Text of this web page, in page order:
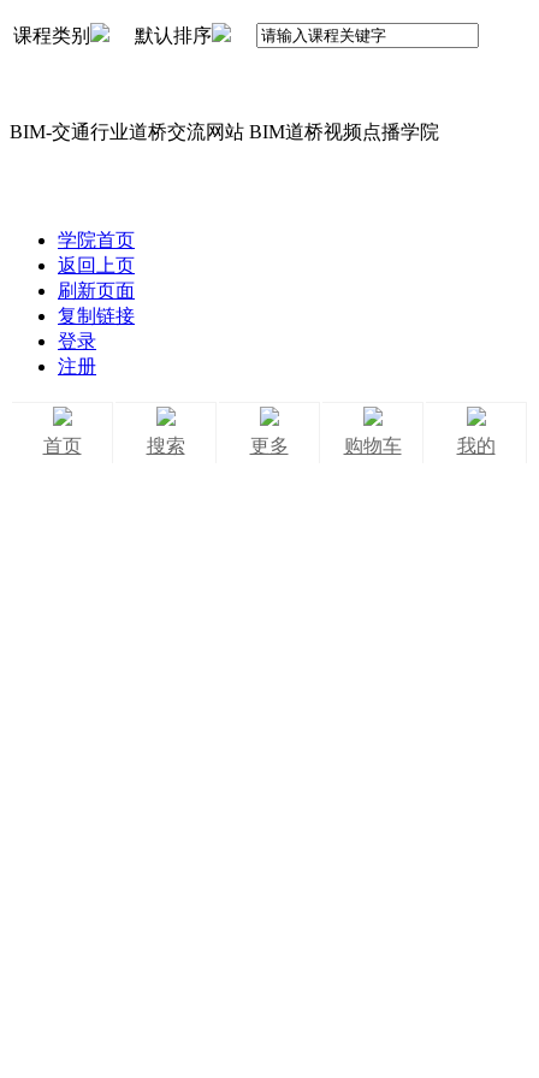
课程类别 默认排序
BIM-交通行业道桥交流网站 BIM道桥视频点播学院
学院首页
返回上页
刷新页面
复制链接
登录
注册
首页 搜索 更多 购物车 我的